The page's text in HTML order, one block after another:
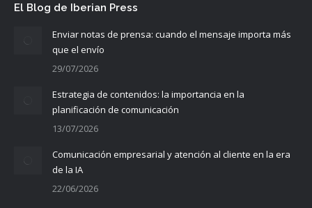
El Blog de Iberian Press
Enviar notas de prensa: cuando el mensaje importa más
que el envío
29/07/2026
Estrategia de contenidos: la importancia en la
planificación de comunicación
13/07/2026
Comunicación empresarial y atención al cliente en la era
de la IA
22/06/2026